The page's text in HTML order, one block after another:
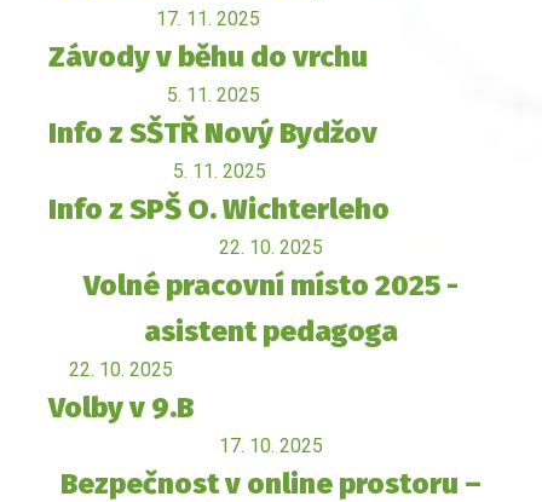
17. 11. 2025
Závody v běhu do vrchu
5. 11. 2025
Info z SŠTŘ Nový Bydžov
5. 11. 2025
Info z SPŠ O. Wichterleho
22. 10. 2025
Volné pracovní místo 2025 -
asistent pedagoga
22. 10. 2025
Volby v 9.B
17. 10. 2025
Bezpečnost v online prostoru –